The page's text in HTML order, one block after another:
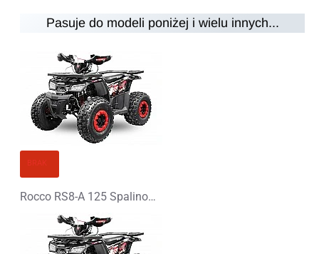
Ocena
Ocena
Zły Dobry
Pasuje do modeli poniżej i wielu innych...
Rocco RS8-A 125 Spalinowy Midi Quad - PLATIN LINE